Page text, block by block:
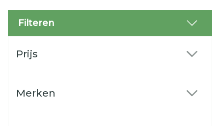
Filteren
Prijs
Merken